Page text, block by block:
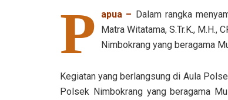
P apua – Dalam rangka
Matra Witatama, S.Tr.K., M.H.,
Nimbokrang yang beragama
Kegiatan yang berlangsung di Aula
Polsek Nimbokrang yang beragama